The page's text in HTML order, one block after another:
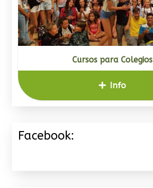
Cursos para Colegios
Info
Facebook: